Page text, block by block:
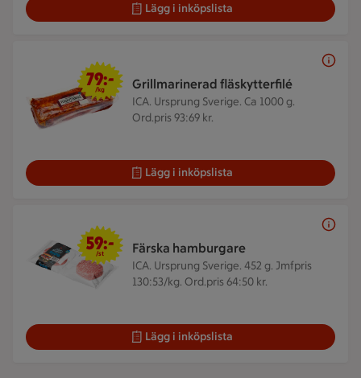
Lägg i inköpslista
Grillmarinerad fläskytterfilé
ICA. Ursprung Sverige. Ca 1000 g.
Ord.pris 93:69 kr.
79 kr/kg
79:-
/kg
Lägg i inköpslista
Färska hamburgare
ICA. Ursprung Sverige. 452 g. Jmfpris
130:53/kg. Ord.pris 64:50 kr.
59 kr/st
59:-
/st
Lägg i inköpslista